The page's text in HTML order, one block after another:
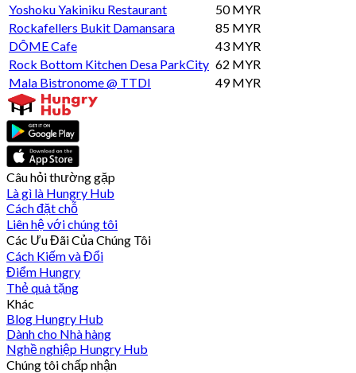
Yoshoku Yakiniku Restaurant
50 MYR
Rockafellers Bukit Damansara
85 MYR
DÔME Cafe
43 MYR
Rock Bottom Kitchen Desa ParkCity 62 MYR
Mala Bistronome @ TTDI
49 MYR
Câu hỏi thường gặp
Là gì là Hungry Hub
Cách đặt chỗ
Liên hệ với chúng tôi
Các Ưu Đãi Của Chúng Tôi
Cách Kiếm và Đổi
Điểm Hungry
Thẻ quà tặng
Khác
Blog Hungry Hub
Dành cho Nhà hàng
Nghề nghiệp Hungry Hub
Chúng tôi chấp nhận